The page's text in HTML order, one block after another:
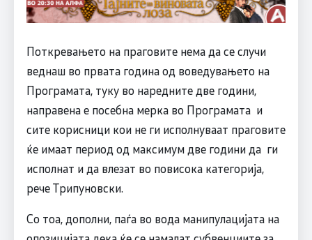
Поткревањето на праговите нема да се случи
веднаш во првата година од воведувањето на
Програмата, туку во наредните две години,
направена е посебна мерка во Програмата и
сите корисници кои не ги исполнуваат праговите
ќе имаат период од максимум две години да ги
исполнат и да влезат во повисока категорија,
рече Трипуновски.
Со тоа, дополни, паѓа во вода манипулацијата на